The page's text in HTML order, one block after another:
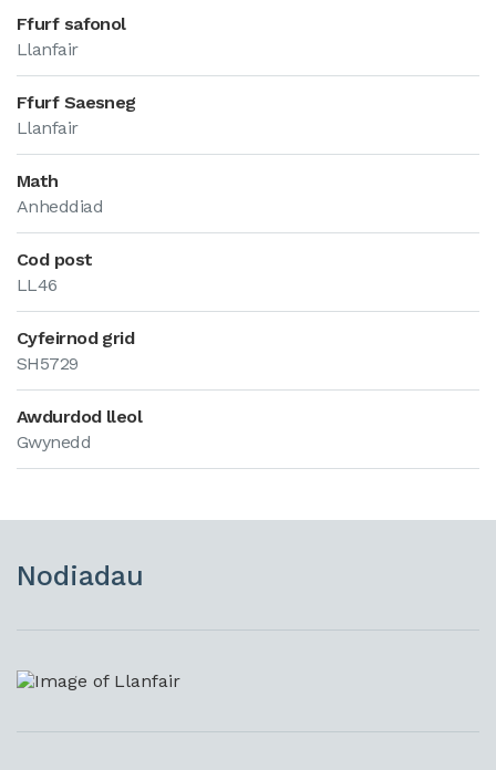
Ffurf safonol
Llanfair
Ffurf Saesneg
Llanfair
Math
Anheddiad
Cod post
LL46
Cyfeirnod grid
SH5729
Awdurdod lleol
Gwynedd
Nodiadau